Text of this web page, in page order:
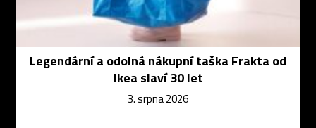
Legendární a odolná nákupní taška Frakta od
Ikea slaví 30 let
3. srpna 2026